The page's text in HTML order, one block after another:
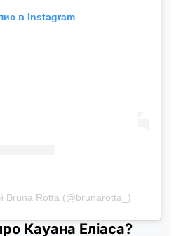
в Instagram
Bruna Rotta (@brunarotta_)
Кауана Еліаса?